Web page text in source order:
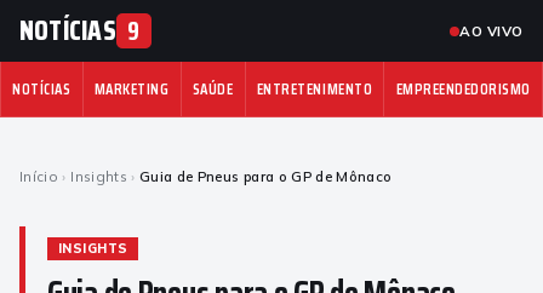
NOTÍCIAS 9 AO VIVO
NOTÍCIAS MARKETING SAÚDE ENTRETENIMENTO EMPREENDEDORISMO
Início › Insights › Guia de Pneus para o GP de Mônaco
INSIGHTS